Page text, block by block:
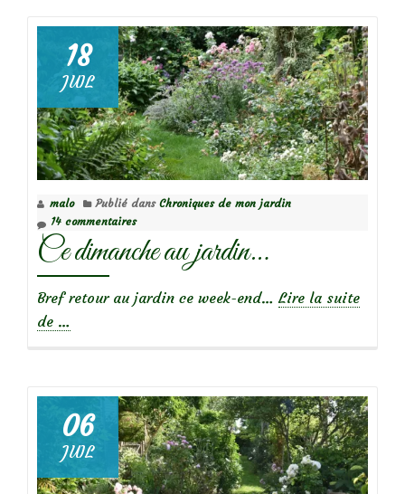
l’an
neuf
pour
le
jardin
18
JUIL
malo Publié dans Chroniques de mon jardin
14 commentaires
Ce dimanche au jardin…
Bref retour au jardin ce week-end… Lire la suite
de à
au
jardin…
…
06
JUIL